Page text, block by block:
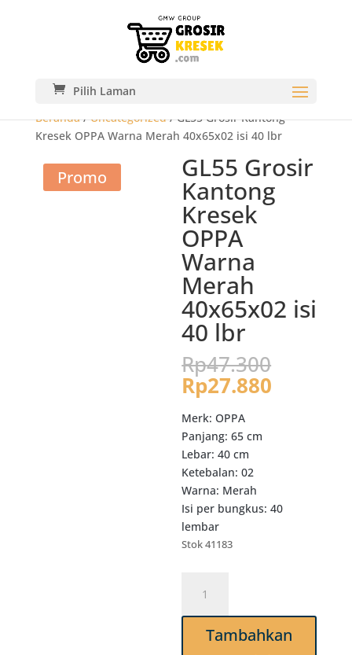
Pilih Laman
Beranda/Uncategorized/ GL55 Grosir Kantong
Kresek OPPA Warna Merah 40x65x02 isi 40 lbr
Promo GL55 Grosir
Kantong
Kresek
OPPA
Warna
Merah
40x65x02 isi
40 lbr
Rp47.300
Rp27.880
Merk: OPPA
Panjang: 65 cm
Lebar: 40 cm
Ketebalan: 02
Warna: Merah
Isi per bungkus: 40
lembar
Stok 41183
GL55
Grosir
KantongTambahkan